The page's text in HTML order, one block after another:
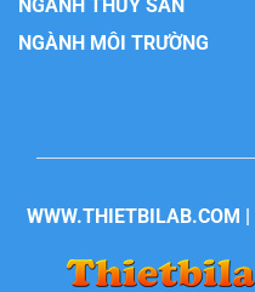
NGÀNH THỦY SẢN
NGÀNH MÔI TRƯỜNG
WWW.THIETBILAB.COM